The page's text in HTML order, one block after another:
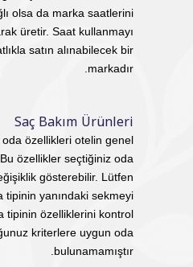
olsa da marka saatlerini
üretir. Saat kullanmayı
satın alınabilecek bir
markadır.
Saç Bakım Ürünleri
oda özellikleri otelin genel
özellikler seçtiğiniz oda
gösterebilir. Lütfen
tipinin yanındaki sekmeyi
tipinin özelliklerini kontrol
kriterlere uygun oda
bulunamamıştır.